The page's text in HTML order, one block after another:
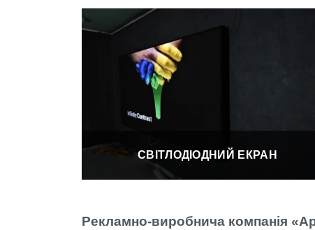
СВІТЛОДІОДНИЙ ЕКРАН
Рекламно-виробнича компанія